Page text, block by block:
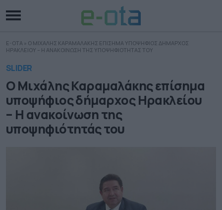
E-OTA » Ο ΜΙΧΑΛΗΣ ΚΑΡΑΜΑΛΑΚΗΣ ΕΠΙΣΗΜΑ ΥΠΟΨΗΦΙΟΣ ΔΗΜΑΡΧΟΣ
ΗΡΑΚΛΕΙΟΥ – Η ΑΝΑΚΟΙΝΩΣΗ ΤΗΣ ΥΠΟΨΗΦΙΟΤΗΤΑΣ ΤΟΥ
SLIDER
Ο Μιχάλης Καραμαλάκης επίσημα
υποψήφιος δήμαρχος Ηρακλείου
– Η ανακοίνωση της
υποψηφιότητάς του